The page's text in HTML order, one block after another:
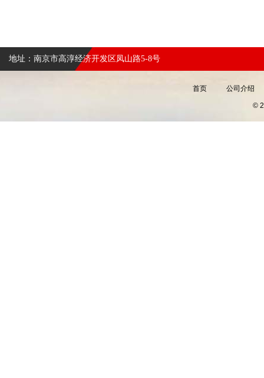
地址：南京市高淳经济开发区凤山路5-8号
首页 公司介绍
©